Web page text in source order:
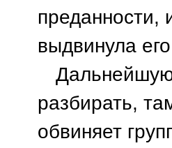
преданности,
выдвинула
Дальнейшую
разбирать,
обвиняет